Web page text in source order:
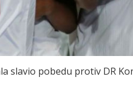
slavio pobedu protiv DR